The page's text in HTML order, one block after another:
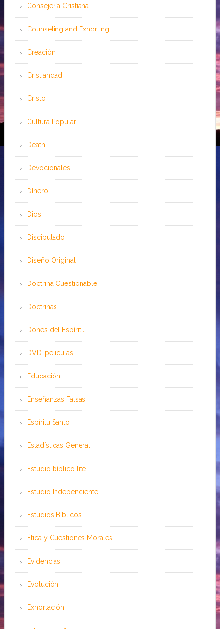
Consejería Cristiana
Counseling and Exhorting
Creación
Cristiandad
Cristo
Cultura Popular
Death
Devocionales
Dinero
Dios
Discipulado
Diseño Original
Doctrina Cuestionable
Doctrinas
Dones del Espíritu
DVD-peliculas
Educación
Enseñanzas Falsas
Espíritu Santo
Estadísticas General
Estudio bíblico lite
Estudio Independiente
Estudios Bíblicos
Ética y Cuestiones Morales
Evidencias
Evolución
Exhortación